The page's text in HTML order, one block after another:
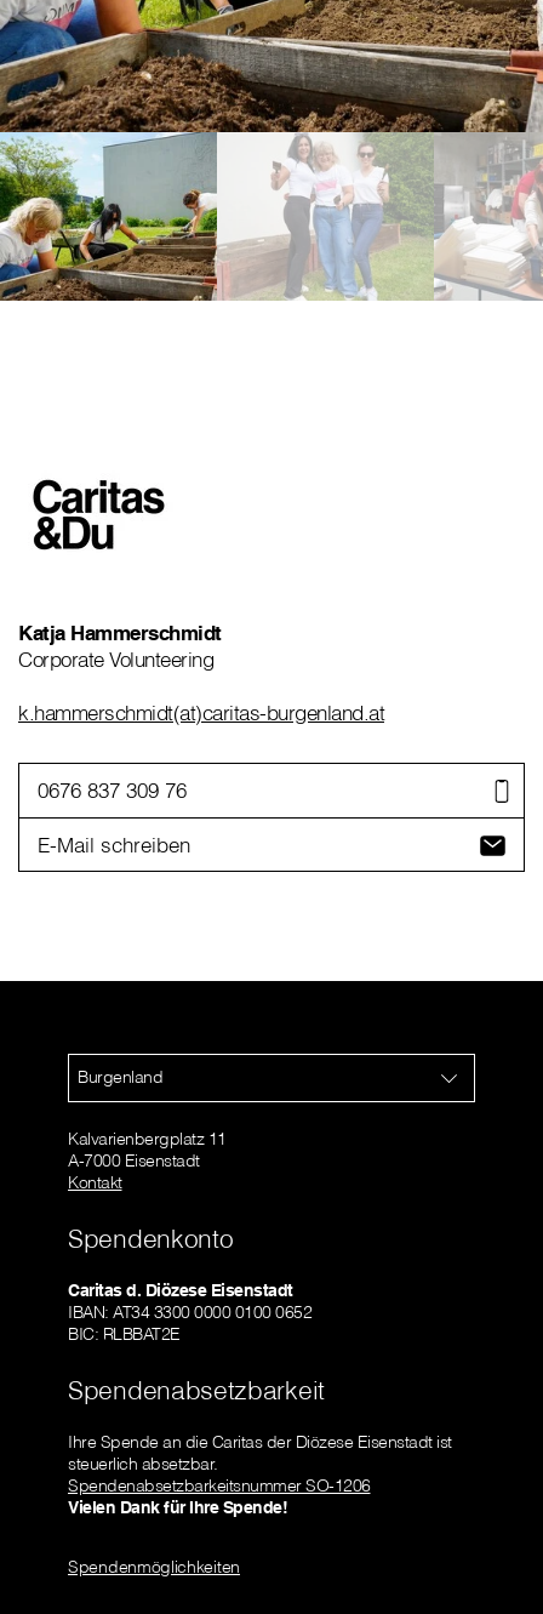
Katja Hammerschmidt
Corporate Volunteering
k.hammerschmidt(at)caritas-burgenland.at
0676 837 309 76
E-Mail schreiben
Burgenland
Kalvarienbergplatz 11
A-7000 Eisenstadt
Kontakt
Spendenkonto
Caritas d. Diözese Eisenstadt
IBAN: AT34 3300 0000 0100 0652
BIC: RLBBAT2E
Spendenabsetzbarkeit
Ihre Spende an die Caritas der Diözese Eisenstadt ist
steuerlich absetzbar.
Spendenabsetzbarkeitsnummer SO-1206
Vielen Dank für Ihre Spende!
Spendenmöglichkeiten